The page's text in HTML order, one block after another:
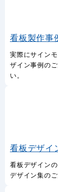
看板製作事
実際にサイン
ザイン事例の
い。
看板デザイ
看板デザイン
デザイン集のご